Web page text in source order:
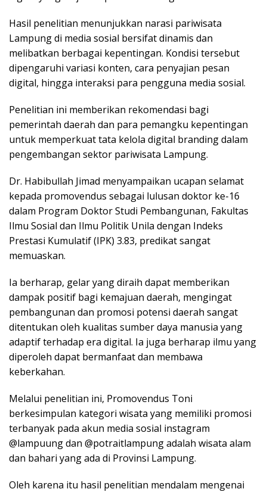
Hasil penelitian menunjukkan narasi pariwisata
Lampung di media sosial bersifat dinamis dan
melibatkan berbagai kepentingan. Kondisi tersebut
dipengaruhi variasi konten, cara penyajian pesan
digital, hingga interaksi para pengguna media sosial.
Penelitian ini memberikan rekomendasi bagi
pemerintah daerah dan para pemangku kepentingan
untuk memperkuat tata kelola digital branding dalam
pengembangan sektor pariwisata Lampung.
Dr. Habibullah Jimad menyampaikan ucapan selamat
kepada promovendus sebagai lulusan doktor ke-16
dalam Program Doktor Studi Pembangunan, Fakultas
Ilmu Sosial dan Ilmu Politik Unila dengan Indeks
Prestasi Kumulatif (IPK) 3.83, predikat sangat
memuaskan.
Ia berharap, gelar yang diraih dapat memberikan
dampak positif bagi kemajuan daerah, mengingat
pembangunan dan promosi potensi daerah sangat
ditentukan oleh kualitas sumber daya manusia yang
adaptif terhadap era digital. Ia juga berharap ilmu yang
diperoleh dapat bermanfaat dan membawa
keberkahan.
Melalui penelitian ini, Promovendus Toni
berkesimpulan kategori wisata yang memiliki promosi
terbanyak pada akun media sosial instagram
@lampuung dan @potraitlampung adalah wisata alam
dan bahari yang ada di Provinsi Lampung.
Oleh karena itu hasil penelitian mendalam mengenai